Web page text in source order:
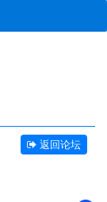
返回论坛